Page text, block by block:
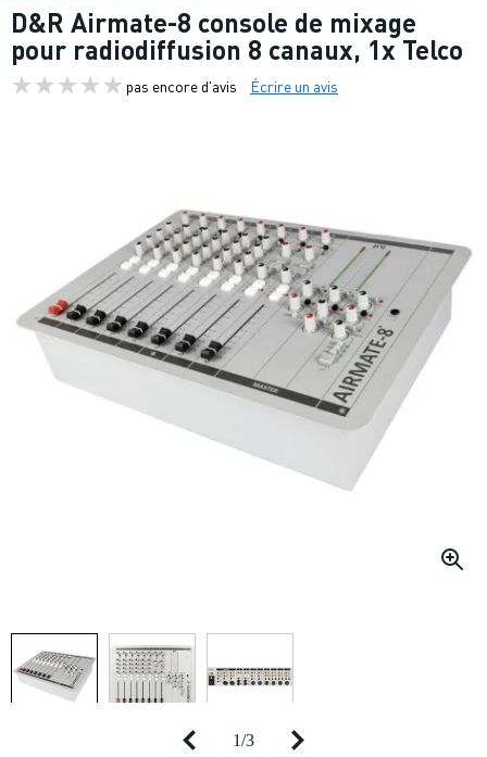
D&R Airmate-8 console de mixage
pour radiodiffusion 8 canaux, 1x Telco
pas encore d'avis Écrire un avis
1/3